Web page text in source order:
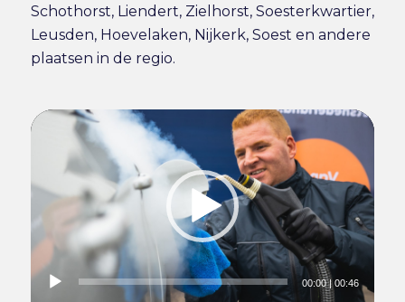
Schothorst, Liendert, Zielhorst, Soesterkwartier,
Leusden, Hoevelaken, Nijkerk, Soest en andere
plaatsen in de regio.
00:00|00:46